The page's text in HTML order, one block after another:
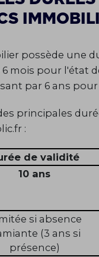
possède une
6 mois pour l'état
par 6 ans
principales
:
de validité
10 ans
si absence
(3 ans si
présence)